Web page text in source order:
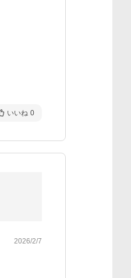
いいね 0
2026/2/7